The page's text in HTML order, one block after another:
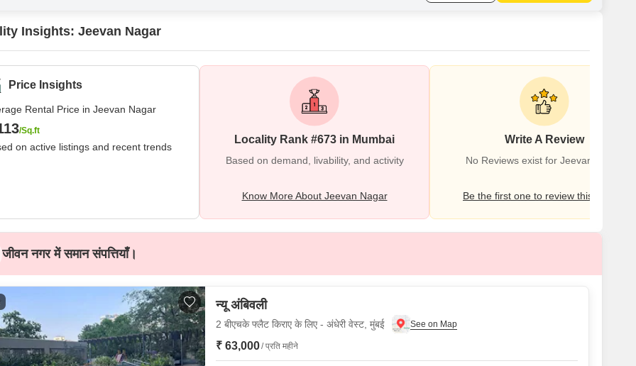
Insights: Jeevan Nagar
Price Insights
Rental Price in Jeevan Nagar
/Sq.ft
on active listings and recent trends
Locality Rank #673 in Mumbai
Based on demand, livability, and activity
Know More About Jeevan Nagar
Write A Review
No Reviews exist for Jeevan Nagar
Be the first one to review this locality
जीवन नगर में समान संपत्तियाँ।
न्यू अंबिवली
2 बीएचके फ्लैट किराए के लिए - अंधेरी वेस्ट, मुंबई
₹ 63,000/ प्रति महीने